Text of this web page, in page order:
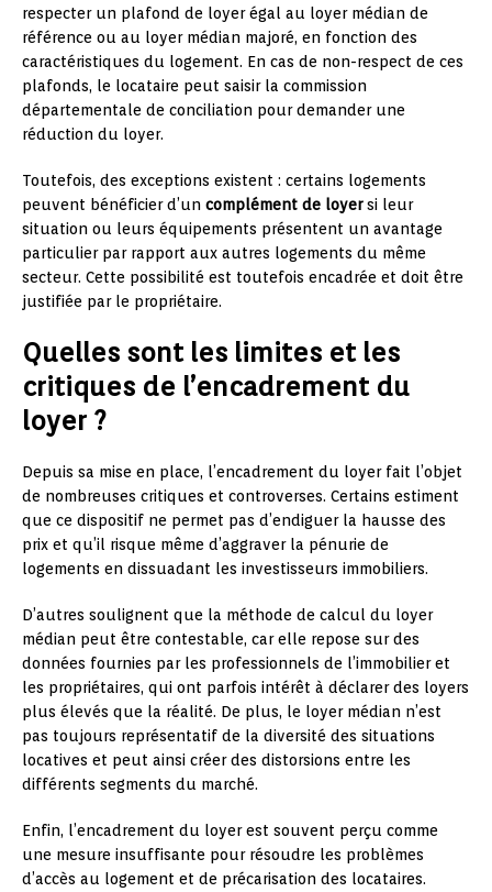
respecter un plafond de loyer égal au loyer médian de
référence ou au loyer médian majoré, en fonction des
caractéristiques du logement. En cas de non-respect de ces
plafonds, le locataire peut saisir la commission
départementale de conciliation pour demander une
réduction du loyer.
Toutefois, des exceptions existent : certains logements
peuvent bénéficier d’un complément de loyersi leur
situation ou leurs équipements présentent un avantage
particulier par rapport aux autres logements du même
secteur. Cette possibilité est toutefois encadrée et doit être
justifiée par le propriétaire.
Quelles sont les limites et les
critiques de l’encadrement du
loyer ?
Depuis sa mise en place, l’encadrement du loyer fait l’objet
de nombreuses critiques et controverses. Certains estiment
que ce dispositif ne permet pas d’endiguer la hausse des
prix et qu’il risque même d’aggraver la pénurie de
logements en dissuadant les investisseurs immobiliers.
D’autres soulignent que la méthode de calcul du loyer
médian peut être contestable, car elle repose sur des
données fournies par les professionnels de l’immobilier et
les propriétaires, qui ont parfois intérêt à déclarer des loyers
plus élevés que la réalité. De plus, le loyer médian n’est
pas toujours représentatif de la diversité des situations
locatives et peut ainsi créer des distorsions entre les
différents segments du marché.
Enfin, l’encadrement du loyer est souvent perçu comme
une mesure insuffisante pour résoudre les problèmes
d’accès au logement et de précarisation des locataires.